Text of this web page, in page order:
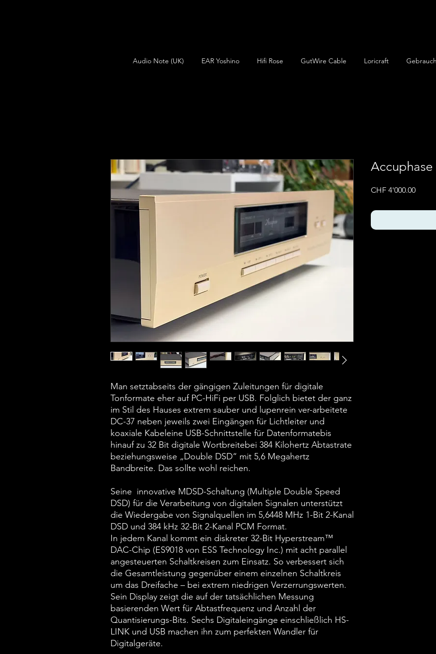
Audio Note (UK) EAR Yoshino Hifi Rose GutWire Cable Loricraft
Man setztabseits der gängigen Zuleitungen für digitale
Tonformate eher auf PC-HiFi per USB. Folglich bietet der ganz
im Stil des Hauses extrem sauber und lupenrein ver-arbeitete
DC-37 neben jeweils zwei Eingängen für Lichtleiter und
koaxiale Kabeleine USB-Schnittstelle für Datenformatebis
hinauf zu 32 Bit digitale Wortbreitebei 384 Kilohertz Abtastrate
beziehungsweise „Double DSD“ mit 5,6 Megahertz
Bandbreite. Das sollte wohl reichen.
Seine innovative MDSD-Schaltung (Multiple Double Speed
DSD) für die Verarbeitung von digitalen Signalen unterstützt
die Wiedergabe von Signalquellen im 5,6448 MHz 1-Bit 2-Kanal
DSD und 384 kHz 32-Bit 2-Kanal PCM Format.
In jedem Kanal kommt ein diskreter 32-Bit Hyperstream™
DAC-Chip (ES9018 von ESS Technology Inc.) mit acht parallel
angesteuerten Schaltkreisen zum Einsatz. So verbessert sich
die Gesamtleistung gegenüber einem einzelnen Schaltkreis
um das Dreifache – bei extrem niedrigen Verzerrungswerten.
Sein Display zeigt die auf der tatsächlichen Messung
basierenden Wert für Abtastfrequenz und Anzahl der
Quantisierungs-Bits. Sechs Digitaleingänge einschließlich HS-
LINK und USB machen ihn zum perfekten Wandler für
Digitalgeräte.
Accuphase
CHF 4'000.00Preis